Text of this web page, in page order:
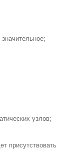
узлов;
присутствовать